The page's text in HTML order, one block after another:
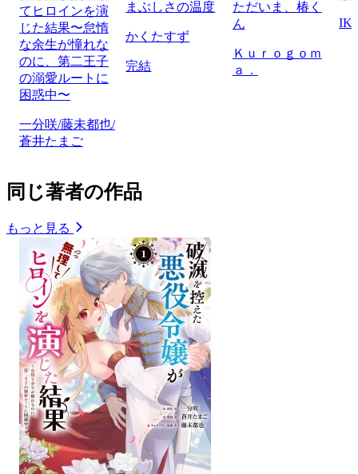
てヒロインを演
じた結果〜怠惰
な余生が憧れな
のに、第二王子
の溺愛ルートに
困惑中〜
一分咲/藤未都也/
蒼井たまご
まぶしさの温度
かくたすず
完結
ただいま、椿く
ん
Ｋｕｒｏｇｏｍ
ａ．
同じ著者の作品
もっと見る